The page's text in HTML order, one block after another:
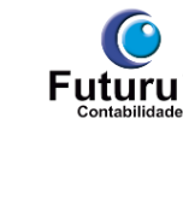
content